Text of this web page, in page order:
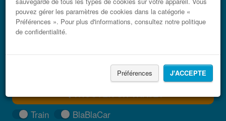
pouvez gérer les paramètres de cookies dans la catégorie «
Préférences ». Pour plus d'informations, consultez notre politique
de confidentialité.
Préférences J'ACCEPTE
TROUVER UN TRAJET
Train
BlaBlaCar